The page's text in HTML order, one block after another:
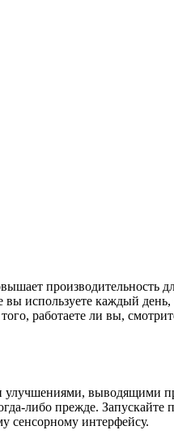
производительность
используете каждый день,
работаете ли вы,
выводящими
либо прежде.
сенсорному интерфейсу.